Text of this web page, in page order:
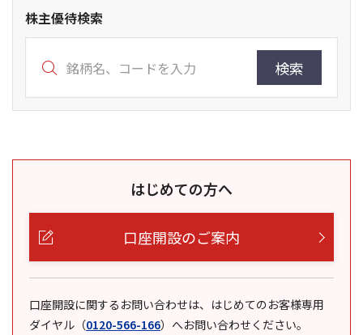
株主優待検索
検索
はじめての方へ
口座開設のご案内
口座開設に関するお問い合わせは、はじめてのお客様専用
ダイヤル （0120-566-166） へお問い合わせください。